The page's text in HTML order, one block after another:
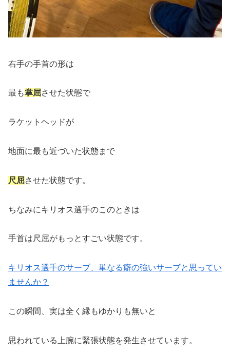
右手の手首の形は
最も掌屈させた状態で
ラケットヘッドが
地面に最も近づいた状態まで
尺屈させた状態です。
ちなみにキリオス選手のこのときは
手首は尺屈がもっとすごい状態です。
キリオス選手のサーブ、単なる癖の強いサーブと思ってい
ませんか？
この瞬間、実は全く縁もゆかりも無いと
思われている上腕に緊張状態を発生させています。